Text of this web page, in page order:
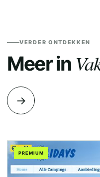
VERDER ONTDEKKEN
Meer in
→
PREMIUM